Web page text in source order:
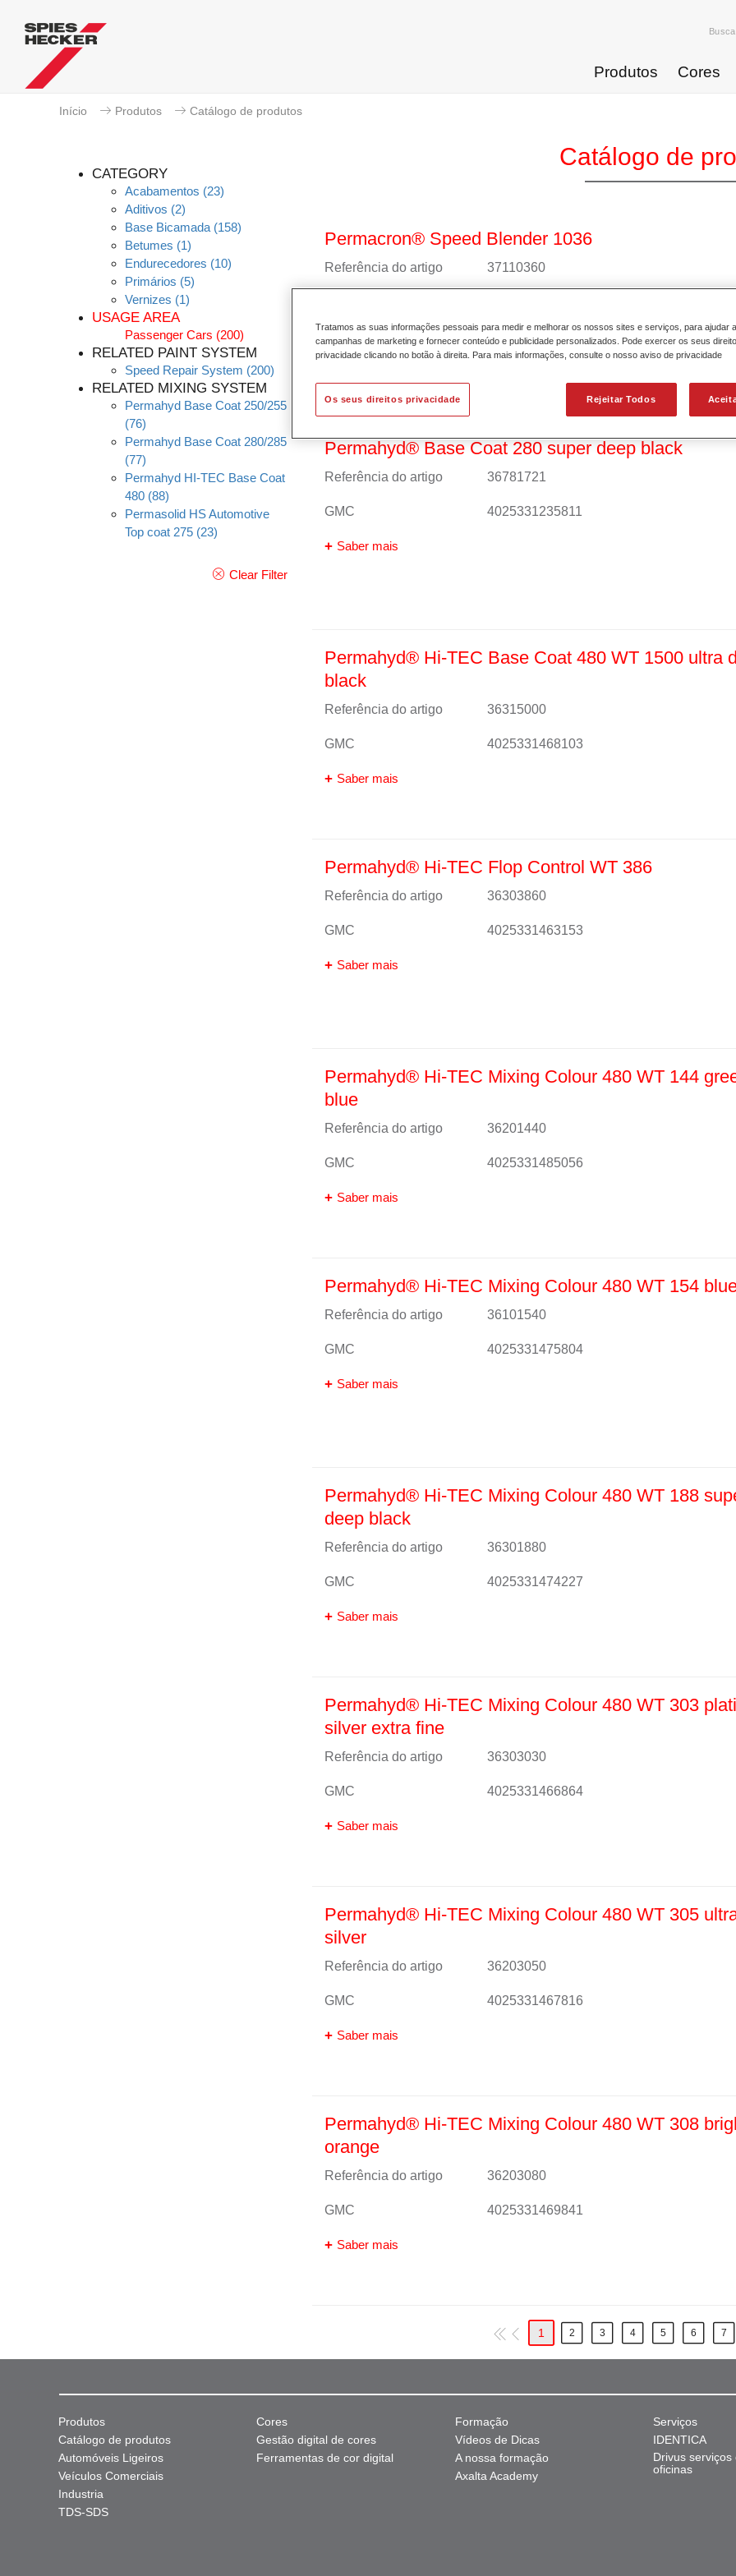
Produtos Cores
Início Produtos Catálogo de produtos
CATEGORY
Acabamentos (23)
Aditivos (2)
Base Bicamada (158)
Betumes (1)
Endurecedores (10)
Primários (5)
Vernizes (1)
USAGE AREA
Passenger Cars (200)
RELATED PAINT SYSTEM
Speed Repair System (200)
RELATED MIXING SYSTEM
Permahyd Base Coat 250/255
(76)
Permahyd Base Coat 280/285
(77)
Permahyd HI-TEC Base Coat
480 (88)
Permasolid HS Automotive
Top coat 275 (23)
Clear Filter
Catálogo de
Permacron® Speed Blender 1036
Referência do artigo 37110360
Saber mais
Permahyd® Base Coat 280 super deep black
Referência do artigo 36781721
GMC 4025331235811
Saber mais
Permahyd® Hi-TEC Base Coat 480 WT 1500 ultra
black
Referência do artigo 36315000
GMC 4025331468103
Saber mais
Permahyd® Hi-TEC Flop Control WT 386
Referência do artigo 36303860
GMC 4025331463153
Saber mais
Permahyd® Hi-TEC Mixing Colour 480 WT 144
blue
Referência do artigo 36201440
GMC 4025331485056
Saber mais
Permahyd® Hi-TEC Mixing Colour 480 WT 154
Referência do artigo 36101540
GMC 4025331475804
Saber mais
Permahyd® Hi-TEC Mixing Colour 480 WT 188
deep black
Referência do artigo 36301880
GMC 4025331474227
Saber mais
Permahyd® Hi-TEC Mixing Colour 480 WT 303
silver extra fine
Referência do artigo 36303030
GMC 4025331466864
Saber mais
Permahyd® Hi-TEC Mixing Colour 480 WT 305
silver
Referência do artigo 36203050
GMC 4025331467816
Saber mais
Permahyd® Hi-TEC Mixing Colour 480 WT 308
orange
Referência do artigo 36203080
GMC 4025331469841
Saber mais
1 2 3 4 5 6 7
Produtos
Catálogo de produtos
Automóveis Ligeiros
Veículos Comerciais
Industria
TDS-SDS
Cores
Gestão digital de cores
Ferramentas de cor digital
Formação
Vídeos de Dicas
A nossa formação
Axalta Academy
Serviços
IDENTICA
Drivus
oficinas
Tratamos as suas informações pessoais para medir e melhorar os nossos sites e serviços, para ajudar
campanhas de marketing e fornecer conteúdo e publicidade personalizados. Pode exercer os seus
privacidade clicando no botão à direita. Para mais informações, consulte o nosso aviso de privacidade
Rejeitar Todos
Os seus direitos privacidade